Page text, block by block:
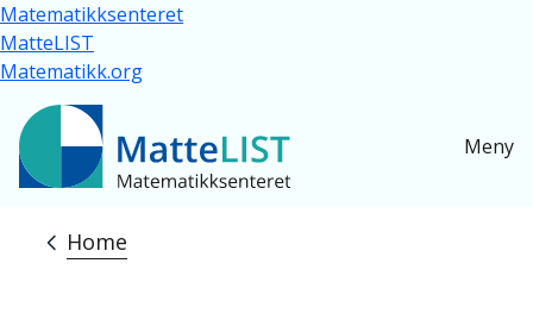
Skip to main content
Matematikksenteret
MatteLIST
Matematikk.org
Meny
Breadcrumb
Home